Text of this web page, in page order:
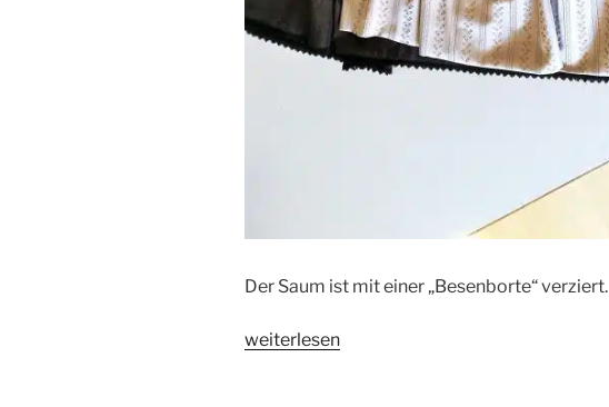
Der Saum ist mit einer „Besenborte“ verziert.
„Eine
weiterlesen